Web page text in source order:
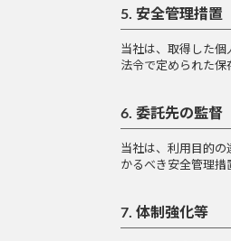
5. 安全管理措置
当社は、取得した個
法令で定められた保
6. 委託先の監督
当社は、利用目的
かるべき安全管理措
7. 体制強化等